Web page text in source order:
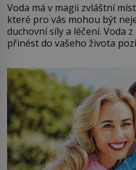
Voda má v magii zvláštní
které pro vás mohou být
duchovní síly a léčení. Voda
přinést do vašeho života
můžete obohatit své rituály
větší harmonii a klid. Je